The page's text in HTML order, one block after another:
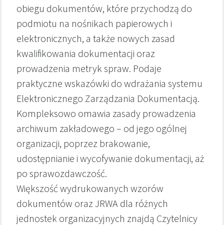
obiegu dokumentów, które przychodzą do
podmiotu na nośnikach papierowych i
elektronicznych, a także nowych zasad
kwalifikowania dokumentacji oraz
prowadzenia metryk spraw. Podaje
praktyczne wskazówki do wdrażania systemu
Elektronicznego Zarządzania Dokumentacją.
Kompleksowo omawia zasady prowadzenia
archiwum zakładowego – od jego ogólnej
organizacji, poprzez brakowanie,
udostępnianie i wycofywanie dokumentacji, aż
po sprawozdawczość.
Większość wydrukowanych wzorów
dokumentów oraz JRWA dla różnych
jednostek organizacyjnych znajdą Czytelnicy